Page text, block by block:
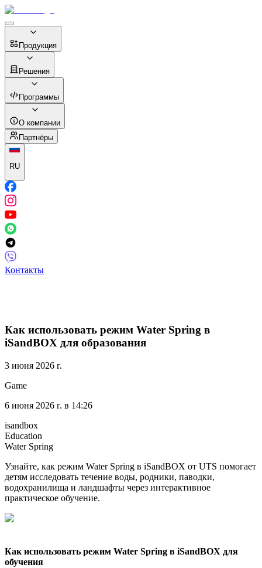
Продукция
Решения
Программы
О компании
Партнёры
RU
Контакты
Как использовать режим Water Spring в
iSandBOX для образования
3 июня 2026 г.
Game
6 июня 2026 г. в 14:26
isandbox
Education
Water Spring
Узнайте, как режим Water Spring в iSandBOX от UTS помогает
детям исследовать течение воды, родники, паводки,
водохранилища и ландшафты через интерактивное
практическое обучение.
Как использовать режим Water Spring в iSandBOX для
обучения